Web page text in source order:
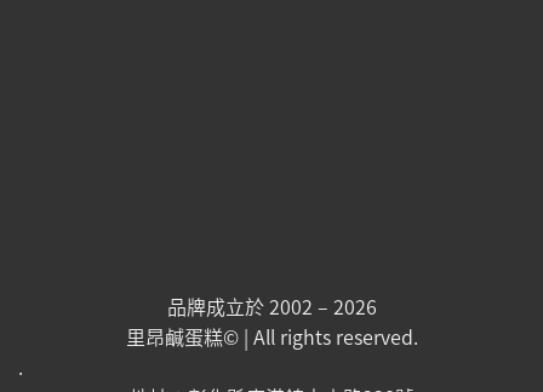
品牌成立於 2002 – 2026
里昂鹹蛋糕© | All rights reserved.
.